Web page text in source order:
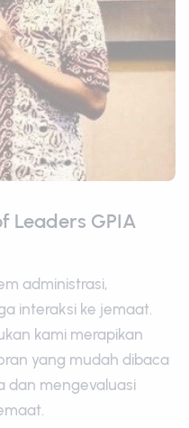
Leaders GPIA
administrasi,
interaksi ke jemaat.
kami merapikan
yang mudah dibaca
dan mengevaluasi